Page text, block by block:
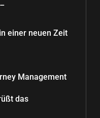
einer neuen Zeit
Management
das